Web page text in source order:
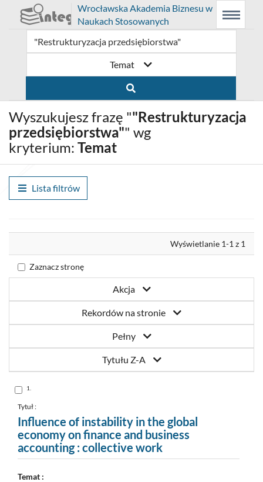
Menu
główne
Wyszukiwarka
Treść
główna
Prolib
Integro
-
główna
Wrocławska Akademia Biznesu w
Naukach Stosowanych
Menu
Temat
Wyszukujesz frazę ""Restrukturyzacja
przedsiębiorstwa"" wg
kryterium: Temat
Lista filtrów
Wyświetlanie 1-1 z 1
Zaznacz stronę
Akcja
Rekordów na stronie
Pełny
Tytułu Z-A
Skocz
do
nr
1
1.
Tytuł :
Influence of instability in the global
economy on finance and business
accounting : collective work
Temat :